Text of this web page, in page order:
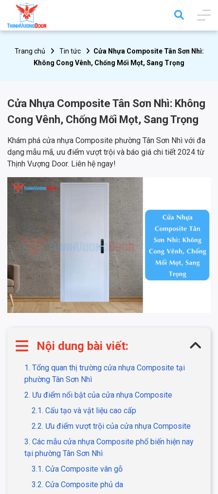
Trang chủ Tin tức
Cửa Nhựa Composite Tân Sơn Nhì:
Không Cong Vênh, Chống Mối Mọt, Sang Trọng
Cửa Nhựa Composite Tân Sơn Nhì: Không
Cong Vênh, Chống Mối Mọt, Sang Trọng
Khám phá cửa nhựa Composite phường Tân Sơn Nhì với đa
dạng mẫu mã, ưu điểm vượt trội và báo giá chi tiết 2024 từ
Thịnh Vượng Door. Liên hệ ngay!
Nội dung bài viết:
1. Tổng quan thị trường cửa nhựa Composite tại
phường Tân Sơn Nhì
2. Ưu điểm nổi bật của cửa nhựa Composite
2.1. Cấu tạo và vật liệu cao cấp
2.2. Ưu điểm vượt trội của cửa nhựa Composite
3. Các mẫu cửa nhựa Composite phổ biến hiện nay
tại phường Tân Sơn Nhì
3.1. Cửa Composite vân gỗ
3.2. Cửa Composite phủ da